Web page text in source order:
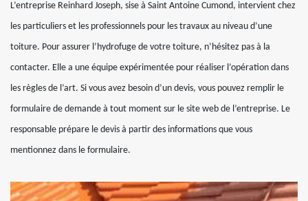
L’entreprise Reinhard Joseph, sise à Saint Antoine Cumond, intervient chez
les particuliers et les professionnels pour les travaux au niveau d’une
toiture. Pour assurer l’hydrofuge de votre toiture, n’hésitez pas à la
contacter. Elle a une équipe expérimentée pour réaliser l’opération dans
les règles de l’art. Si vous avez besoin d’un devis, vous pouvez remplir le
formulaire de demande à tout moment sur le site web de l’entreprise. Le
responsable prépare le devis à partir des informations que vous
mentionnez dans le formulaire.